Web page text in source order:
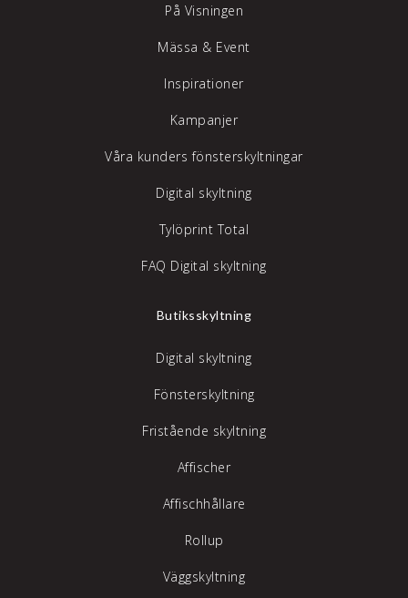
På Visningen
Mässa & Event
Inspirationer
Kampanjer
Våra kunders fönsterskyltningar
Digital skyltning
Tylöprint Total
FAQ Digital skyltning
Butiksskyltning
Digital skyltning
Fönsterskyltning
Fristående skyltning
Affischer
Affischhållare
Rollup
Väggskyltning